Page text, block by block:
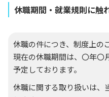
休職期間・就業規則に触
休職の件につき、制度上の
現在の休職期間は、〇年〇
予定しております。
休職に関する取り扱いは、